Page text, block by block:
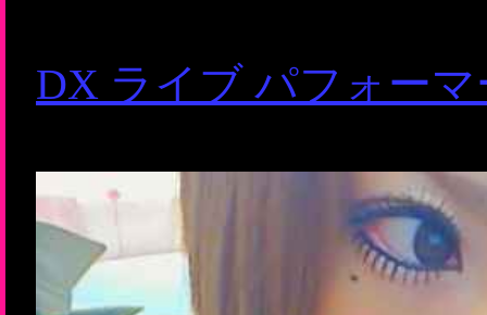
DX ライブ パフォー